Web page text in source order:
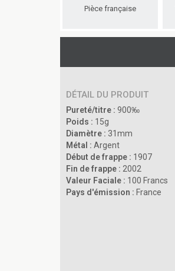
Pièce française
DÉTAIL DU PRODUIT
Pureté/titre : 900‰
Poids : 15g
Diamètre : 31mm
Métal : Argent
Début de frappe : 1907
Fin de frappe : 2002
Valeur Faciale : 100 Francs
Pays d'émission : France